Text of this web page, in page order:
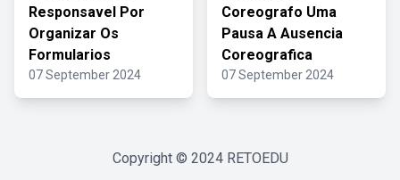
Responsavel Por
Organizar Os
Formularios
07 September 2024
Coreografo Uma
Pausa A Ausencia
Coreografica
07 September 2024
Copyright © 2024 RETOEDU